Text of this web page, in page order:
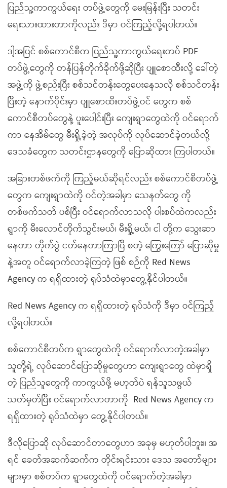
ပြည်သူ့ကာကွယ်ရေး တပ်ဖွဲ့တွေကို မေးမြန်းပြီး သတင်း
ရေးသားထားတာကိုလည်း ဒီမှာ ဝင်ကြည့်လို့ရပါတယ်။
ဒါ့အပြင် စစ်ကောင်စီက ပြည်သူ့ကာကွယ်ရေးတပ် PDF
တပ်ဖွဲ့တွေကို တန်ပြန်တိုက်ခိုက်ဖို့ဆိုပြီး ပျူစောထီးလို့ ခေါ်တဲ့
အဖွဲ့ကို ဖွဲ့စည်းပြီး စစ်သင်တန်းတွေပေးနေသလို စစ်သင်တန်း
ပြီးတဲ့ နောက်ပိုင်းမှာ ပျူစောထီးတပ်ဖွဲ့ဝင် တွေက စစ်
ကောင်စီတပ်တွေနဲ့ ပူးပေါင်းပြီး ကျေးရွာတွေထဲကို ဝင်ရောက်
ကာ နေအိမ်တွေ မီးရှို့ခဲ့တဲ့ အလုပ်ကို လုပ်ဆောင်ခဲ့တယ်လို့
ဒေသခံတွေက သတင်းဌာနတွေကို ပြောဆိုထား ကြပါတယ်။
အခြားတစ်ဖက်ကို ကြည့်မယ်ဆိုရင်လည်း စစ်ကောင်စီတပ်ဖွဲ့
တွေက ကျေးရွာထဲကို ဝင်တဲ့အခါမှာ သေနတ်တွေ ကို
တစ်ဖက်သတ် ပစ်ပြီး ဝင်ရောက်လာသလို ပါးစပ်ထဲကလည်း
ရွာကို မီးလောင်တိုက်သွင်းမယ်၊ မီးရှို့မယ်၊ ငါ တို့က သွေးဆာ
နေတာ တိုက်ပွဲ ငတ်နေတာကြာပြီ စတဲ့ ကြွေးကြော် ပြောဆိုမှု
နဲ့အတူ ဝင်ရောက်လာခဲ့ကြတဲ့ ဖြစ် စဉ်ကို Red News
Agency က ရရှိထားတဲ့ ရုပ်သံထဲမှာတွေ့နိုင်ပါတယ်။
Red News Agency က ရရှိထားတဲ့ ရုပ်သံကို ဒီမှာ ဝင်ကြည့်
လို့ရပါတယ်။
စစ်ကောင်စီတပ်က ရွာတွေထဲကို ဝင်ရောက်လာတဲ့အခါမှာ
သူတို့ရဲ့ လုပ်ဆောင်ပြောဆိုမှုတွေဟာ ကျေးရွာတွေ ထဲမှာရှိ
တဲ့ ပြည်သူတွေကို ကာကွယ်ဖို့ မဟုတ်ပဲ ရန်သူသဖွယ်
သတ်မှတ်ပြီး ဝင်ရောက်လာတာကို Red News Agency က
ရရှိထားတဲ့ ရုပ်သံထဲမှာ တွေ့နိုင်ပါတယ်။
ဒီလိုပြောဆို လုပ်ဆောင်တာတွေဟာ အခုမှ မဟုတ်ပါဘူး။ အ
ရင် ခေတ်အဆက်ဆက်က တိုင်းရင်းသား ဒေသ အတော်များ
များမှာ စစ်တပ်က ရွာတွေထဲကို ဝင်ရောက်တဲ့အခါမှာ